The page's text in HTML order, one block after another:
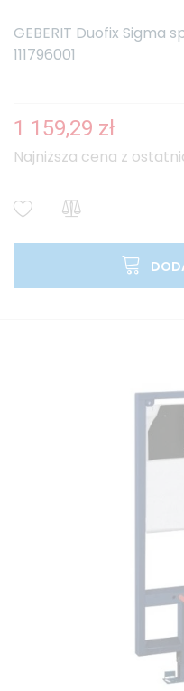
GEBERIT Duofix Sigma
111796001
1 159,29 zł
Najniższa cena z